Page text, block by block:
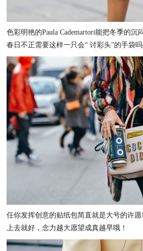
色彩明艳的Paula Cademartori能把冬季的沉
春日不正需要这样一只会“ 讨彩头”的手袋
任你发挥创意的贴纸包简直就是大号的许
上去就好，念力越大愿望成真越早哦！